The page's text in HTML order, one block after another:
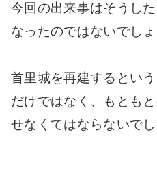
今回の出来事はそうし
なったのではないでし
首里城を再建するとい
だけではなく、もとも
せなくてはならないでし